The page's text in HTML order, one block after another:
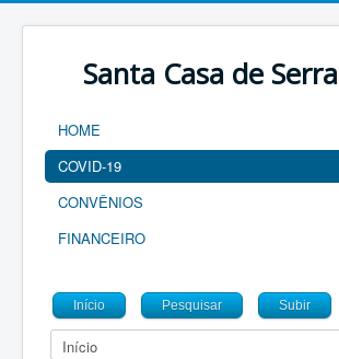
Santa Casa de
HOME
COVID-19
CONVÊNIOS
FINANCEIRO
Início Pesquisar Subir